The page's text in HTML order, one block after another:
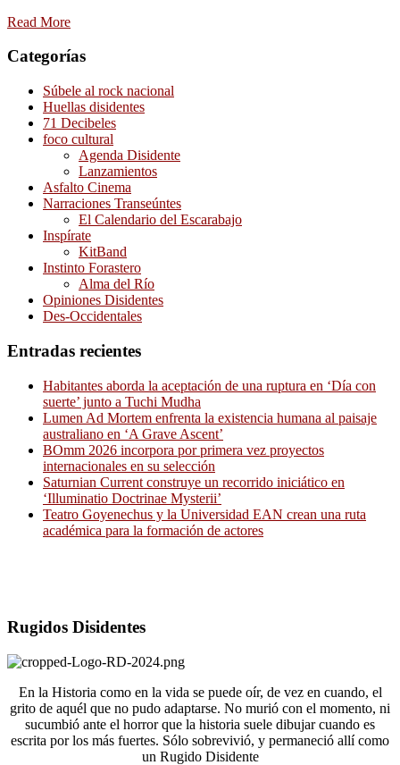
Read More
Categorías
Súbele al rock nacional
Huellas disidentes
71 Decibeles
foco cultural
Agenda Disidente
Lanzamientos
Asfalto Cinema
Narraciones Transeúntes
El Calendario del Escarabajo
Inspírate
KitBand
Instinto Forastero
Alma del Río
Opiniones Disidentes
Des-Occidentales
Entradas recientes
Habitantes aborda la aceptación de una ruptura en ‘Día con
suerte’ junto a Tuchi Mudha
Lumen Ad Mortem enfrenta la existencia humana al paisaje
australiano en ‘A Grave Ascent’
BOmm 2026 incorpora por primera vez proyectos
internacionales en su selección
Saturnian Current construye un recorrido iniciático en
‘Illuminatio Doctrinae Mysterii’
Teatro Goyenechus y la Universidad EAN crean una ruta
académica para la formación de actores
Rugidos Disidentes
En la Historia como en la vida se puede oír, de vez en cuando, el
grito de aquél que no pudo adaptarse. No murió con el momento, ni
sucumbió ante el horror que la historia suele dibujar cuando es
escrita por los más fuertes. Sólo sobrevivió, y permaneció allí como
un Rugido Disidente